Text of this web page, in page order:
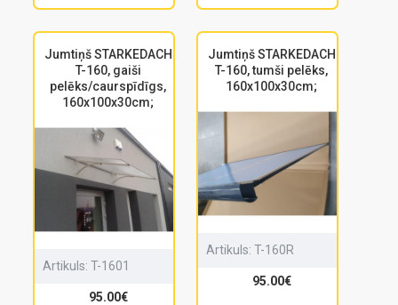
Jumtiņš STARKEDACH
T-160, gaiši
pelēks/caurspīdīgs,
160x100x30cm;
Artikuls: T-1601
95.00€
Jumtiņš STARKEDACH
T-160, tumši pelēks,
160x100x30cm;
Artikuls: T-160R
95.00€